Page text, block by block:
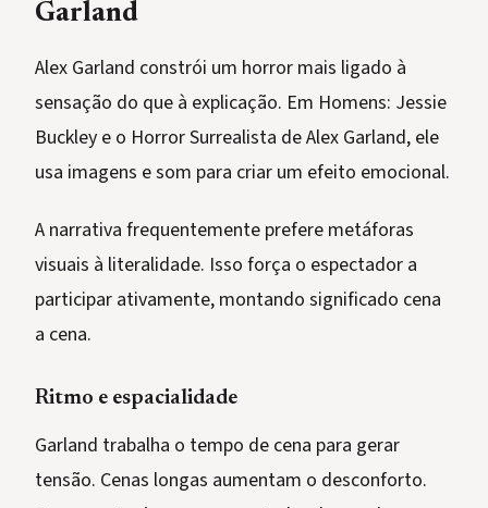
Garland
Alex Garland constrói um horror mais ligado à
sensação do que à explicação. Em Homens: Jessie
Buckley e o Horror Surrealista de Alex Garland, ele
usa imagens e som para criar um efeito emocional.
A narrativa frequentemente prefere metáforas
visuais à literalidade. Isso força o espectador a
participar ativamente, montando significado cena
a cena.
Ritmo e espacialidade
Garland trabalha o tempo de cena para gerar
tensão. Cenas longas aumentam o desconforto.